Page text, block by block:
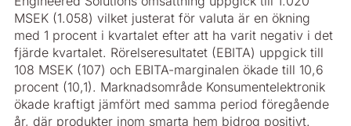
MSEK (1.058) vilket justerat för valuta är en ökning
med 1 procent i kvartalet efter att ha varit negativ i det
fjärde kvartalet. Rörelseresultatet (EBITA) uppgick till
108 MSEK (107) och EBITA-marginalen ökade till 10,6
procent (10,1). Marknadsområde Konsumentelektronik
ökade kraftigt jämfört med samma period föregående
år, där produkter inom smarta hem bidrog positivt.